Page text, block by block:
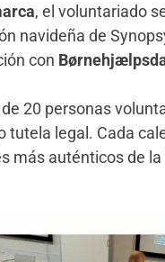
, el voluntariado
navideña de
con
20 personas
tutela legal. Cada
más auténticos de